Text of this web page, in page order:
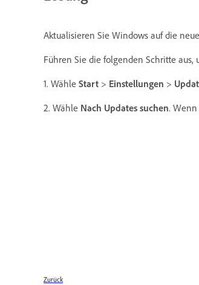
Aktualisieren Sie Windows auf die
Führen Sie die folgenden Schritte aus,
1. Wähle Start > Einstellungen >
2. Wähle Nach Updates suchen.
Zurück